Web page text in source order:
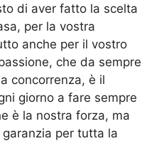
di aver fatto la scelta
per la vostra
anche per il vostro
che da sempre
concorrenza, è il
giorno a fare sempre
è la nostra forza, ma
per tutta la